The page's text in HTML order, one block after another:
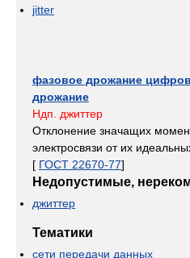
jitter
фазовое дрожание
дрожание
Ндп. джиттер
Отклонение значащих
электросвязи от их
[ ГОСТ 22670-77]
Недопустимые,
джиттер
Тематики
сети передачи данных